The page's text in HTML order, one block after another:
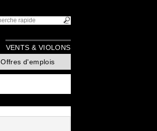
Offres d'emplois
VENTS & VIOLONS